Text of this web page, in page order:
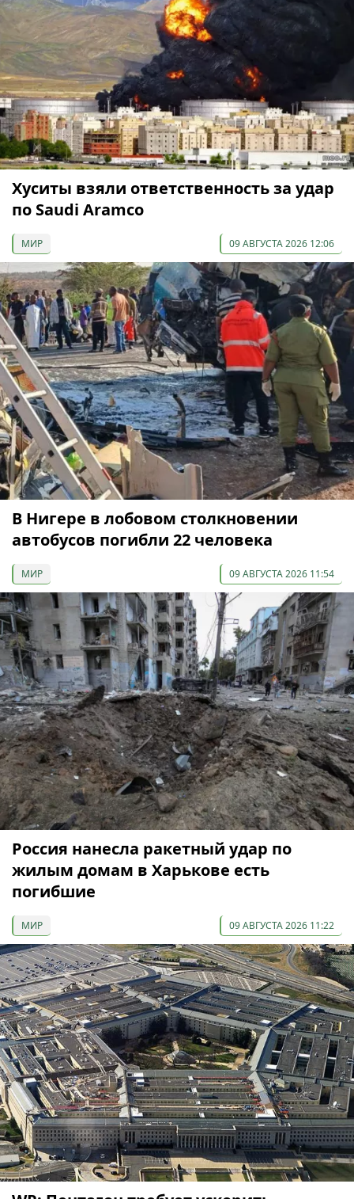
Хуситы взяли ответственность за удар
по Saudi Aramco
МИР 09 АВГУСТА 2026 12:06
В Нигере в лобовом столкновении
автобусов погибли 22 человека
МИР 09 АВГУСТА 2026 11:54
Россия нанесла ракетный удар по
жилым домам в Харькове есть
погибшие
МИР 09 АВГУСТА 2026 11:22